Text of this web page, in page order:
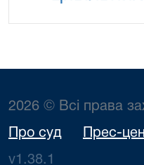
2026 © Всі права
Про суд Прес-
v1.38.1